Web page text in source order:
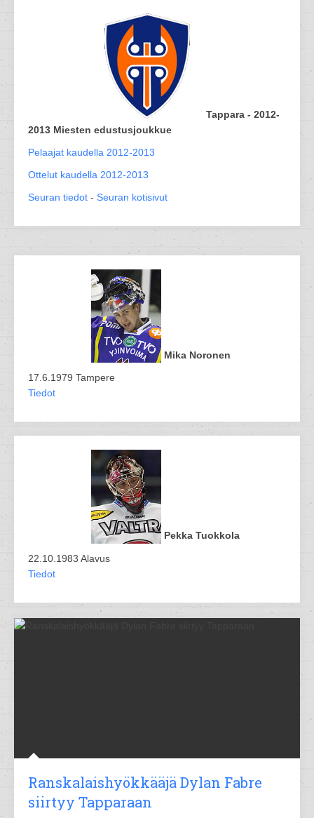
Tappara - 2012-
2013 Miesten edustusjoukkue
Pelaajat kaudella 2012-2013
Ottelut kaudella 2012-2013
Seuran tiedot - Seuran kotisivut
Mika Noronen
17.6.1979 Tampere
Tiedot
Pekka Tuokkola
22.10.1983 Alavus
Tiedot
Ranskalaishyökkääjä Dylan Fabre
siirtyy Tapparaan